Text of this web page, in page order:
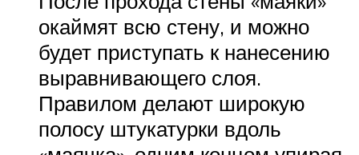
окаймят всю стену, и можно
будет приступать к нанесению
выравнивающего слоя.
Правилом делают широкую
полосу штукатурки вдоль